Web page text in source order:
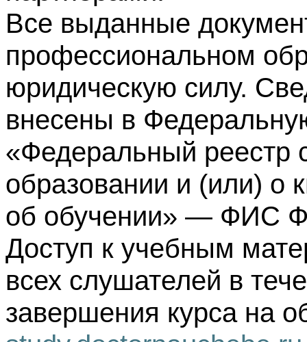
Все выданные
профессиональном
юридическую силу.
внесены в
«Федеральный реестр
образовании и (или) о
об обучении» — ФИС
Доступ к учебным
всех слушателей в
завершения курса на